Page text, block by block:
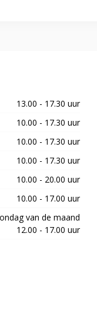
13.00 - 17.30 uur
10.00 - 17.30 uur
10.00 - 17.30 uur
10.00 - 17.30 uur
10.00 - 20.00 uur
10.00 - 17.00 uur
van de maand
12.00 - 17.00 uur